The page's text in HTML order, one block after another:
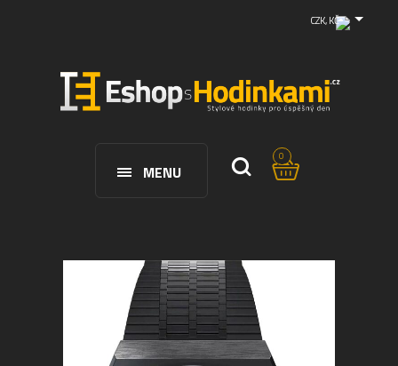
CZK, KČ
MENU
0